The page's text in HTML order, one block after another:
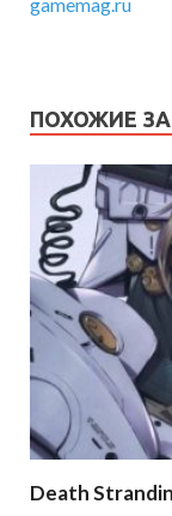
ПОХОЖИЕ
Death